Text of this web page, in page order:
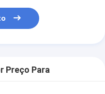
Preço Para